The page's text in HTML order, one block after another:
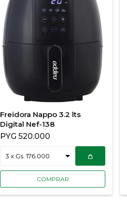
Freidora Nappo 3.2 lts
Digital Nef-138
PYG 520.000